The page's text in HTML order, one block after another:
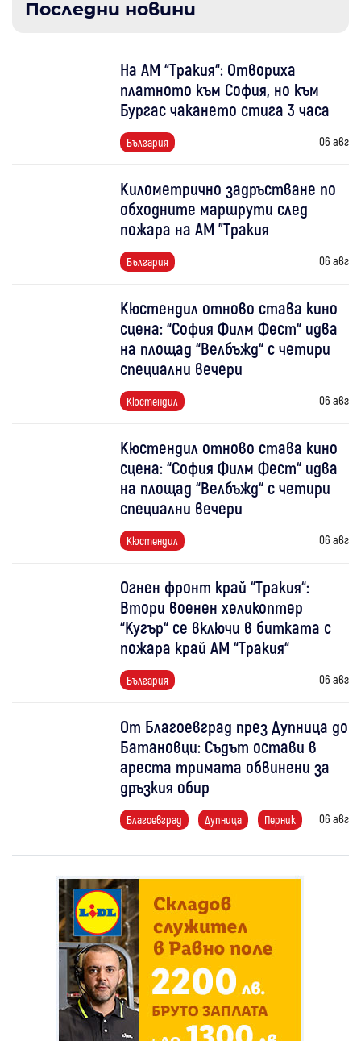
Последни новини
На АМ “Тракия“: Отвориха
платното към София, но към
Бургас чакането стига 3 часа
България 06 авг
Километрично задръстване по
обходните маршрути след
пожара на АМ "Тракия
България 06 авг
Кюстендил отново става кино
сцена: “София Филм Фест“ идва
на площад “Велбъжд“ с четири
специални вечери
Кюстендил 06 авг
Кюстендил отново става кино
сцена: “София Филм Фест“ идва
на площад “Велбъжд“ с четири
специални вечери
Кюстендил 06 авг
Огнен фронт край “Тракия“:
Втори военен хеликоптер
“Кугър“ се включи в битката с
пожара край АМ “Тракия“
България 06 авг
От Благоевград през Дупница до
Батановци: Съдът остави в
ареста тримата обвинени за
дръзкия обир
Благоевград Дупница Перник 06 авг